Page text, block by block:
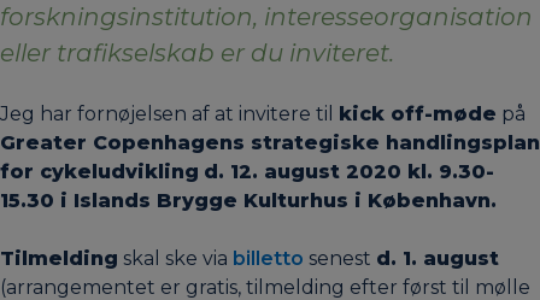
forskningsinstitution, interesseorganisation
eller trafikselskab er du inviteret.
Jeg har fornøjelsen af at invitere til kick off-møde på
Greater Copenhagens strategiske handlingsplan
for cykeludvikling d. 12. august 2020 kl. 9.30-
15.30 i Islands Brygge Kulturhus i København.
Tilmelding skal ske via billetto senest d. 1. august
(arrangementet er gratis, tilmelding efter først til mølle